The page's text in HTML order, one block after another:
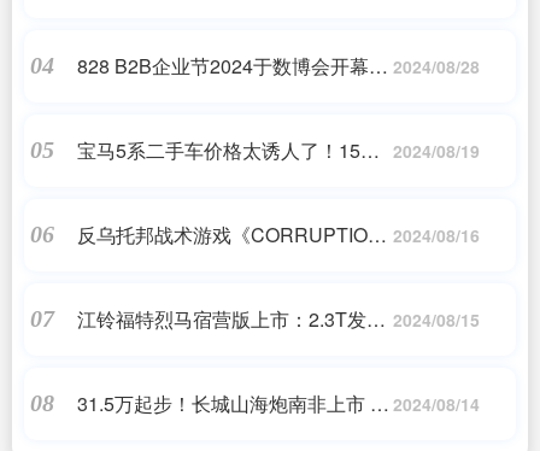
04
828 B2B企业节2024于数博会开幕 为 2024/08/28
05
宝马5系二手车价格太诱人了！15万
2024/08/19
06
反乌托邦战术游戏《CORRUPTION
2024/08/16
07
江铃福特烈马宿营版上市：2.3T发动 2024/08/15
08
31.5万起步！长城山海炮南非上市 外 2024/08/14